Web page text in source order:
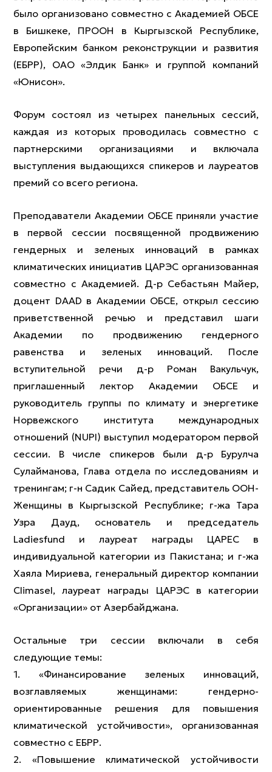
было организовано совместно с Академией ОБСЕ
в Бишкеке, ПРООН в Кыргызской Республике,
Европейским банком реконструкции и развития
(ЕБРР), ОАО «Элдик Банк» и группой компаний
«Юнисон».
Форум состоял из четырех панельных сессий,
каждая из которых проводилась совместно с
партнерскими организациями и включала
выступления выдающихся спикеров и лауреатов
премий со всего региона.
Преподаватели Академии ОБСЕ приняли участие
в первой сессии посвященной продвижению
гендерных и зеленых инноваций в рамках
климатических инициатив ЦАРЭС организованная
совместно с Академией. Д-р Себастьян Майер,
доцент DAAD в Академии ОБСЕ, открыл сессию
приветственной речью и представил шаги
Академии по продвижению гендерного
равенства и зеленых инноваций. После
вступительной речи д-р Роман Вакульчук,
приглашенный лектор Академии ОБСЕ и
руководитель группы по климату и энергетике
Норвежского института международных
отношений (NUPI) выступил модератором первой
сессии. В числе спикеров были д-р Бурулча
Сулайманова, Глава отдела по исследованиям и
тренингам; г-н Садик Сайед, представитель ООН-
Женщины в Кыргызской Республике; г-жа Тара
Узра Дауд, основатель и председатель
Ladiesfund и лауреат награды ЦАРЕС в
индивидуальной категории из Пакистана; и г-жа
Хаяла Мириева, генеральный директор компании
Climasel, лауреат награды ЦАРЭС в категории
«Организации» от Азербайджана.
Остальные три сессии включали в себя
следующие темы:
1. «Финансирование зеленых инноваций,
возглавляемых женщинами: гендерно-
ориентированные решения для повышения
климатической устойчивости», организованная
совместно с ЕБРР.
2. «Повышение климатической устойчивости